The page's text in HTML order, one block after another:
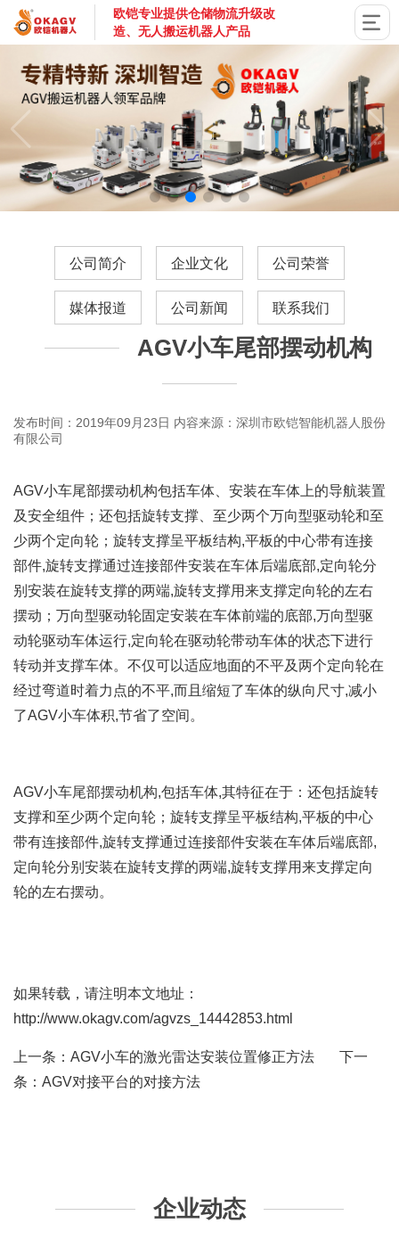
欧铠专业提供仓储物流升级改
造、无人搬运机器人产品
公司简介 企业文化 公司荣誉
媒体报道 公司新闻 联系我们
AGV小车尾部摆动机构
发布时间：2019年09月23日 内容来源：深圳市欧铠智能机器人股份
有限公司
AGV小车尾部摆动机构包括车体、安装在车体上的导航装置
及安全组件；还包括旋转支撑、至少两个万向型驱动轮和至
少两个定向轮；旋转支撑呈平板结构,平板的中心带有连接
部件,旋转支撑通过连接部件安装在车体后端底部,定向轮分
别安装在旋转支撑的两端,旋转支撑用来支撑定向轮的左右
摆动；万向型驱动轮固定安装在车体前端的底部,万向型驱
动轮驱动车体运行,定向轮在驱动轮带动车体的状态下进行
转动并支撑车体。不仅可以适应地面的不平及两个定向轮在
经过弯道时着力点的不平,而且缩短了车体的纵向尺寸,减小
了AGV小车体积,节省了空间。
AGV小车尾部摆动机构,包括车体,其特征在于：还包括旋转
支撑和至少两个定向轮；旋转支撑呈平板结构,平板的中心
带有连接部件,旋转支撑通过连接部件安装在车体后端底部,
定向轮分别安装在旋转支撑的两端,旋转支撑用来支撑定向
轮的左右摆动。
如果转载，请注明本文地址：
http://www.okagv.com/agvzs_14442853.html
上一条： AGV小车的激光雷达安装位置修正方法 下一
条： AGV对接平台的对接方法
企业动态